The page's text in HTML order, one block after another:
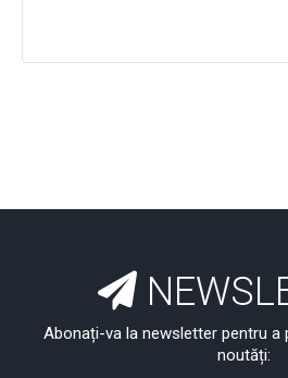
Abonați-va la newsletter pentru a
noutăți: